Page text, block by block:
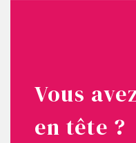
Vous
en tête ?